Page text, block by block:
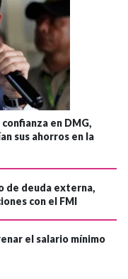
en DMG,
sus ahorros en la
de deuda externa,
con el FMI
el salario mínimo